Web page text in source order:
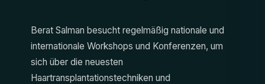
Berat Salman besucht regelmäßig nationale und
internationale Workshops und Konferenzen, um
sich über die neuesten
Haartransplantationstechniken und